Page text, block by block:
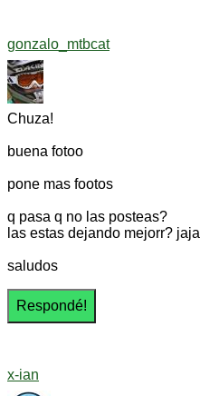
gonzalo_mtbcat
Chuza!
buena fotoo
pone mas footos
q pasa q no las posteas?
las estas dejando mejorr? jaja
saludos
x-ian